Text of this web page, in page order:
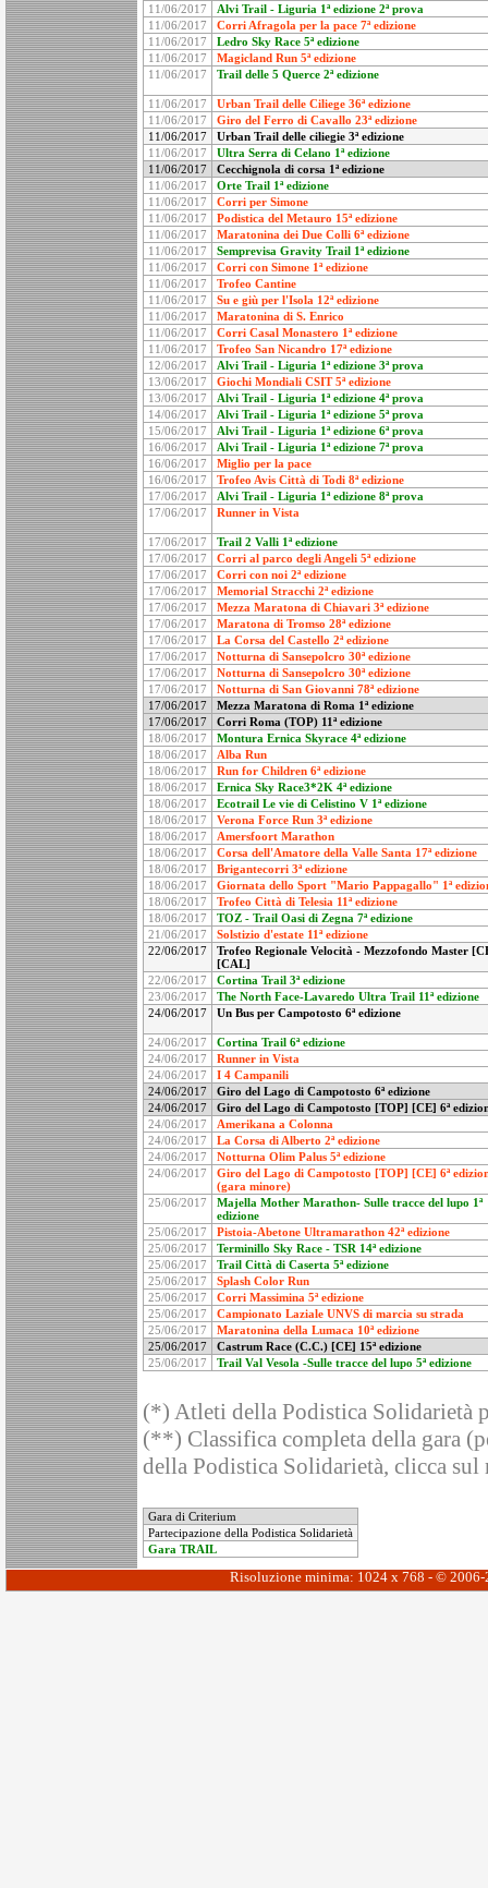
11/06/2017
Alvi Trail - Liguria 1ª edizione 2ª prova
11/06/2017
Corri Afragola per la pace 7ª edizione
11/06/2017
Ledro Sky Race 5ª edizione
11/06/2017
Magicland Run 5ª edizione
11/06/2017
Trail delle 5 Querce 2ª edizione
11/06/2017
Urban Trail delle Ciliege 36ª edizione
11/06/2017
Giro del Ferro di Cavallo 23ª edizione
11/06/2017
Urban Trail delle ciliegie 3ª edizione
11/06/2017
Ultra Serra di Celano 1ª edizione
11/06/2017
Cecchignola di corsa 1ª edizione
11/06/2017
Orte Trail 1ª edizione
11/06/2017
Corri per Simone
11/06/2017
Podistica del Metauro 15ª edizione
11/06/2017
Maratonina dei Due Colli 6ª edizione
11/06/2017
Semprevisa Gravity Trail 1ª edizione
11/06/2017
Corri con Simone 1ª edizione
11/06/2017
Trofeo Cantine
11/06/2017
Su e giù per l'Isola 12ª edizione
11/06/2017
Maratonina di S. Enrico
11/06/2017
Corri Casal Monastero 1ª edizione
11/06/2017
Trofeo San Nicandro 17ª edizione
12/06/2017
Alvi Trail - Liguria 1ª edizione 3ª prova
13/06/2017
Giochi Mondiali CSIT 5ª edizione
13/06/2017
Alvi Trail - Liguria 1ª edizione 4ª prova
14/06/2017
Alvi Trail - Liguria 1ª edizione 5ª prova
15/06/2017
Alvi Trail - Liguria 1ª edizione 6ª prova
16/06/2017
Alvi Trail - Liguria 1ª edizione 7ª prova
16/06/2017
Miglio per la pace
16/06/2017
Trofeo Avis Città di Todi 8ª edizione
17/06/2017
Alvi Trail - Liguria 1ª edizione 8ª prova
17/06/2017
Runner in Vista
17/06/2017
Trail 2 Valli 1ª edizione
17/06/2017
Corri al parco degli Angeli 5ª edizione
17/06/2017
Corri con noi 2ª edizione
17/06/2017
Memorial Stracchi 2ª edizione
17/06/2017
Mezza Maratona di Chiavari 3ª edizione
17/06/2017
Maratona di Tromso 28ª edizione
17/06/2017
La Corsa del Castello 2ª edizione
17/06/2017
Notturna di Sansepolcro 30ª edizione
17/06/2017
Notturna di Sansepolcro 30ª edizione
17/06/2017
Notturna di San Giovanni 78ª edizione
17/06/2017
Mezza Maratona di Roma 1ª edizione
17/06/2017
Corri Roma (TOP) 11ª edizione
18/06/2017
Montura Ernica Skyrace 4ª edizione
18/06/2017
Alba Run
18/06/2017
Run for Children 6ª edizione
18/06/2017
Ernica Sky Race3*2K 4ª edizione
18/06/2017
Ecotrail Le vie di Celistino V 1ª edizione
18/06/2017
Verona Force Run 3ª edizione
18/06/2017
Amersfoort Marathon
18/06/2017
Corsa dell'Amatore della Valle Santa 17ª edizione
18/06/2017
Brigantecorri 3ª edizione
18/06/2017
Giornata dello Sport "Mario Pappagallo" 1ª
18/06/2017
Trofeo Città di Telesia 11ª edizione
18/06/2017
TOZ - Trail Oasi di Zegna 7ª edizione
21/06/2017
Solstizio d'estate 11ª edizione
22/06/2017
Trofeo Regionale Velocità - Mezzofondo Master
[CAL]
22/06/2017
Cortina Trail 3ª edizione
23/06/2017
The North Face-Lavaredo Ultra Trail 11ª edizione
24/06/2017
Un Bus per Campotosto 6ª edizione
24/06/2017
Cortina Trail 6ª edizione
24/06/2017
Runner in Vista
24/06/2017
I 4 Campanili
24/06/2017
Giro del Lago di Campotosto 6ª edizione
24/06/2017
Giro del Lago di Campotosto [TOP] [CE] 6ª
24/06/2017
Amerikana a Colonna
24/06/2017
La Corsa di Alberto 2ª edizione
24/06/2017
Notturna Olim Palus 5ª edizione
24/06/2017
Giro del Lago di Campotosto [TOP] [CE] 6ª
(gara minore)
25/06/2017
Majella Mother Marathon- Sulle tracce del lupo 1ª
edizione
25/06/2017
Pistoia-Abetone Ultramarathon 42ª edizione
25/06/2017
Terminillo Sky Race - TSR 14ª edizione
25/06/2017
Trail Città di Caserta 5ª edizione
25/06/2017
Splash Color Run
25/06/2017
Corri Massimina 5ª edizione
25/06/2017
Campionato Laziale UNVS di marcia su strada
25/06/2017
Maratonina della Lumaca 10ª edizione
25/06/2017
Castrum Race (C.C.) [CE] 15ª edizione
25/06/2017
Trail Val Vesola -Sulle tracce del lupo 5ª edizione
(*) Atleti della Podistica Solidarietà
(**) Classifica completa della gara
della Podistica Solidarietà, clicca sul
Gara di Criterium
Partecipazione della Podistica Solidarietà
Gara TRAIL
Risoluzione minima: 1024 x 768 - ©